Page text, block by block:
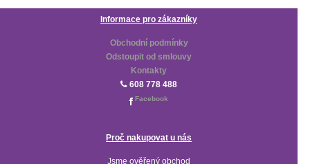
Informace pro zákazníky
Obchodní podmínky
Odstoupit od smlouvy
Kontakty
608 778 488
Facebook
Proč nakupovat u nás
Jsme ověřený obchod